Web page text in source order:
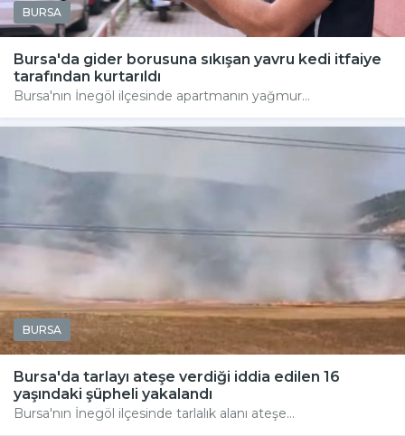
BURSA
Bursa'da gider borusuna sıkışan yavru kedi itfaiye
tarafından kurtarıldı
Bursa'nın İnegöl ilçesinde apartmanın yağmur...
BURSA
Bursa'da tarlayı ateşe verdiği iddia edilen 16
yaşındaki şüpheli yakalandı
Bursa'nın İnegöl ilçesinde tarlalık alanı ateşe...